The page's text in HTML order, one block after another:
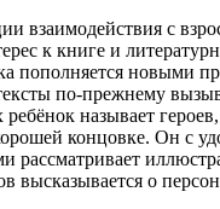
взаимодействия с
к книге и
пополняется новыми
по-прежнему
называет
концовке. Он с
рассматривает
высказывается о